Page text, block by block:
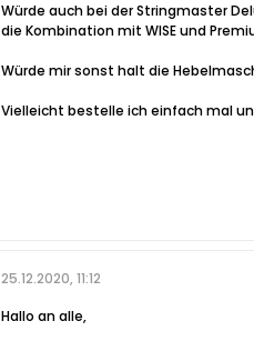
Würde auch bei der Stringmaster
die Kombination mit WISE und
Würde mir sonst halt die
Vielleicht bestelle ich einfach mal
25.12.2020, 11:12
Hallo an alle,